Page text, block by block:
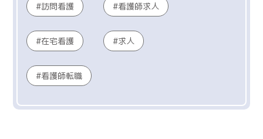
訪問看護 看護師求人
在宅看護 求人
看護師転職